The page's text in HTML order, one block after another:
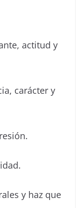
actitud y
carácter y
y haz que